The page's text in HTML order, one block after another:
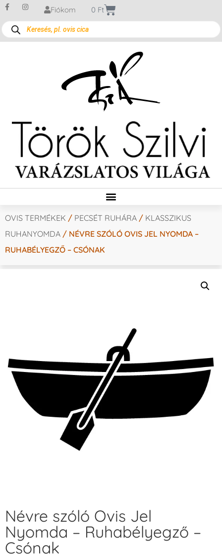
Fiókom 0 Ft
OVIS TERMÉKEK / PECSÉT RUHÁRA / KLASSZIKUS
RUHANYOMDA / NÉVRE SZÓLÓ OVIS JEL NYOMDA –
RUHABÉLYEGZŐ – CSÓNAK
Névre szóló Ovis Jel
Nyomda – Ruhabélyegző –
Csónak